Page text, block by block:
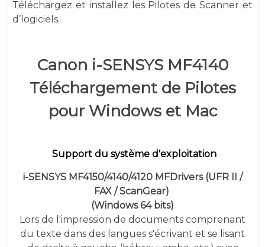
Téléchargez et installez les Pilotes de Scanner et
d’logiciels.
Canon i-SENSYS MF4140
Téléchargement de Pilotes
pour Windows et Mac
Support du système d'exploitation
i-SENSYS MF4150/4140/4120 MFDrivers (UFR II /
FAX / ScanGear)
(Windows 64 bits)
Lors de l'impression de documents comprenant
du texte dans des langues s'écrivant et se lisant